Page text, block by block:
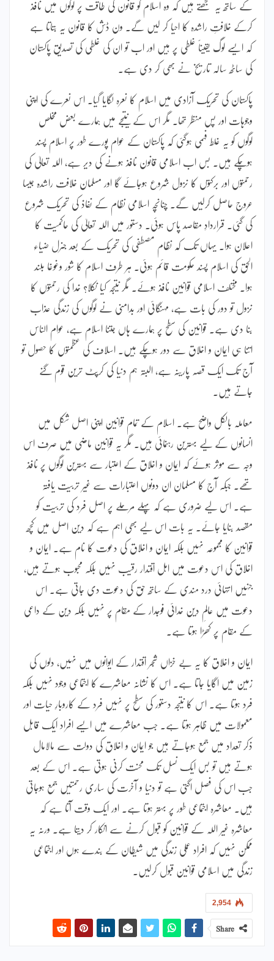
کے ساتھ یہ سمجھتے ہیں کہ وہ اسلام کو قانون کی طاقت پر لوگوں میں نافذ
کرکے خلافتِ راشدہ کا احیا کر لیں گے۔ ون ڈش کا قانون یہ بتاتا ہے
کہ ایسے لوگ یقیناََ غلطی پر ہیں اور اب تو ان کی غلطی کی تصدیق پاکستان
کی ساٹھ سالہ تاریخ نے بھی کر دی ہے۔
پاکستان کی تحریک آزادی میں اسلام کا نعرہ لگایا گیا۔ اس نعرے کی اپنی
وجوہات اور پس منظر تھا۔ مگر اس کے نتیجے میں ہمارے بعض مخلص
لوگوں کو یہ غلط فہمی ہوگئی کہ پاکستان کے عوام پورے طور پر اسلام پسند
ہوچکے ہیں۔ بس اب اسلامی قانون نافذ ہونے کی دیر ہے، اللہ تعالیٰ کی
رحمتوں اور برکتوں کا نزول شروع ہوجائے گا اور مسلمان خلافت راشدہ جیسا
عروج حاصل کرلیں گے۔ چنانچہ اسلامی نظام کے نفاذ کی تحریک شروع
کی گئی۔ قراردادِ مقاصد پاس ہوئی۔ دستور میں اللہ تعالیٰ کی حاکمیت کا
اعلان ہوا۔ یہاں تک کہ نظام مصطفی کی تحریک کے بعد جنرل ضیاء
الحق کی اسلام پسند حکومت قائم ہوئی۔ ہر طرف اسلام کا شور وغوغا بلند
ہوا۔ مختلف اسلامی قوانین نافذ ہوئے۔ مگر نتیجہ کیا نکلا؟ خدا کی رحمتوں کا
نزول تو دور کی بات ہے، مہنگائی اور بدامنی نے لوگوں کی زندگی عذاب
بنا دی ہے۔ قوانین کی سطح پر ہمارے ہاں جتنا اسلام ہے، عوام الناس
اتنا ہی ایمان و اخلاق سے دور ہوچکے ہیں۔ اسلاف کی عظمتوں کا حصول تو
آج تک ایک قصہ پارینہ ہے، البتہ ہم دنیا کی کرپٹ ترین قوم گنے
جاتے ہیں۔
معاملہ بالکل واضح ہے۔ اسلام کے تمام قوانین اپنی اصل شکل میں
انسانوں کے لیے بہترین رہنمائی ہیں۔ مگر یہ قوانین ماضی میں صرف اس
وجہ سے موثر ہوئے کہ ایمان و اخلاق کے اعتبار سے بہترین لوگوں پر نافذ
تھے۔ جبکہ آج کا مسلمان ان دونوں اعتبارات سے غیر تربیت یافتہ
ہے۔ اس لیے ضروری ہے کہ پہلے مرحلے پر اصل فرد کی تربیت کو
مقصد بنایا جائے۔ یہ بات اس لیے بھی اہم ہے کہ دین اصل میں کچھ
قوانین کا مجموعہ نہیں بلکہ ایمان و اخلاق کی دعوت کا نام ہے۔ ایمان و
اخلاق کی اس دعوت میں اہل اقتدار رقیب نہیں بلکہ محبوب ہوتے ہیں،
جنہیں انتہائی درد مندی کے ساتھ حق کی دعوت دی جاتی ہے۔ اس
دعوت میں عالمِ دین خدائی فوجدار کے مقام پر نہیں بلکہ دین کے داعی
کے مقام پر کھڑا ہوتا ہے۔
ایمان و اخلاق کا یہ بے خزاں شجر اقتدار کے ایوانوں میں نہیں، دلوں کی
زمین میں اگایا جاتا ہے۔ اس کا نشانہ معاشرے کا اجتماعی وجود نہیں بلکہ
فرد ہوتا ہے۔ اس کا نتیجہ دستور کی سطح پر نہیں فرد کے کاروبارِ حیات اور
معمولات میں ظاہر ہوتا ہے۔ جب معاشرے میں ایسے افراد ایک قابل
ذکر تعداد میں جمع ہوجاتے ہیں جو ایمان و اخلاق کی دولت سے مالامال
ہوتے ہیں تو بس ایک نسل تک محنت کرنی ہوتی ہے۔ اس کے بعد
جب اس کی فصل اگتی ہے تو دنیا و آخرت کی ساری رحمتیں جمع ہوجاتی
ہیں۔ معاشرہ اجتماعی طور پر بہتر ہوتا ہے۔ اور ایک وقت آتا ہے کہ
معاشرہ غیر اللہ کے قوانین کو قبول کرنے سے انکار کر دیتا ہے۔ ورنہ یہ
ممکن نہیں کہ افراد عملی زندگی میں شیطان کے بندے ہوں اور اجتماعی
زندگی میں اسلامی قوانین قبول کرلیں۔
2,954
Share